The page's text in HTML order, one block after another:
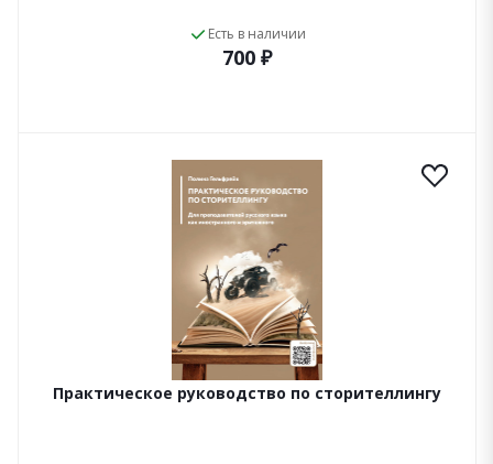
Есть в наличии
700 ₽
Практическое руководство по сторителлингу